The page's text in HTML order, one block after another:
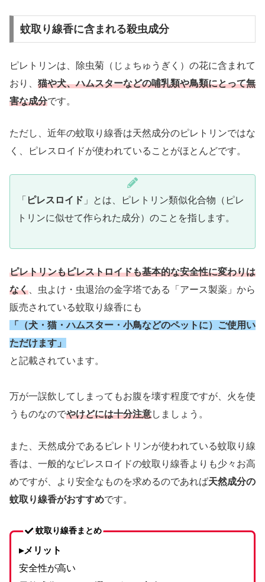
蚊取り線香に含まれる殺虫成分
ピレトリンは、除虫菊（じょちゅうぎく）の花に含まれて
おり、 猫や犬、ハムスターなどの哺乳類や鳥類にとって無
害な成分です。
ただし、近年の蚊取り線香は天然成分のピレトリンではな
く、ピレスロイドが使われていることがほとんどです。
「 ピレスロイド 」とは、ピレトリン類似化合物（ピレ
トリンに似せて作られた成分）のことを指します。
ピレトリンもピレストロイドも基本的な安全性に変わりは
なく 、虫よけ・虫退治の金字塔である「アース製薬」から
販売されている蚊取り線香にも
「（犬・猫・ハムスター・小鳥などのペットに）ご使用い
ただけます」
と記載されています。
万が一誤飲してしまってもお腹を壊す程度ですが、火を使
うものなのでやけどには十分注意しましょう。
また、天然成分であるピレトリンが使われている蚊取り線
香は、一般的なピレスロイドの蚊取り線香よりも少々お高
めですが、より安全なものを求めるのであれば天然成分の
蚊取り線香がおすすめです。
蚊取り線香まとめ
▸メリット
安全性が高い